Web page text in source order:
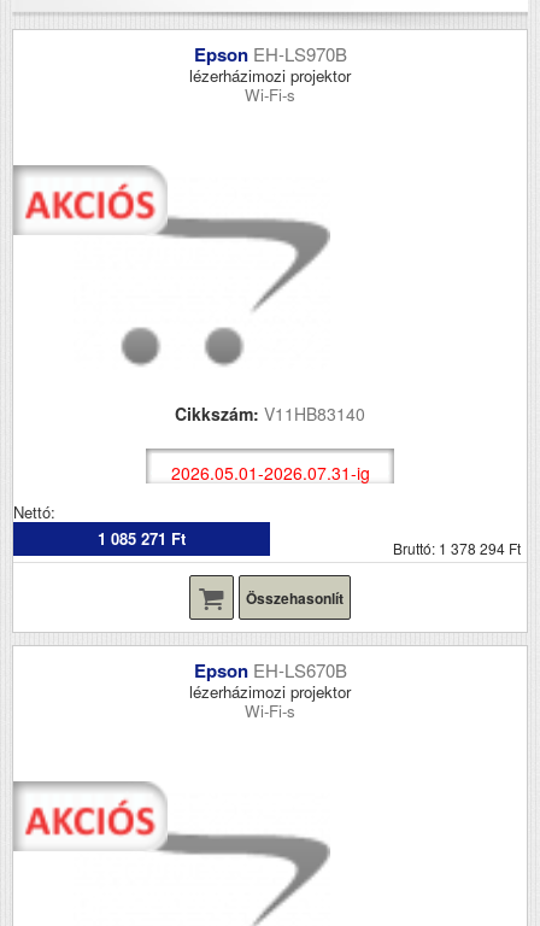
Epson EH-LS970B
lézerházimozi projektor
Wi-Fi-s
Cikkszám: V11HB83140
2026.05.01-2026.07.31-ig
Nettó:
1 085 271 Ft
Bruttó: 1 378 294 Ft
Összehasonlít
Epson EH-LS670B
lézerházimozi projektor
Wi-Fi-s